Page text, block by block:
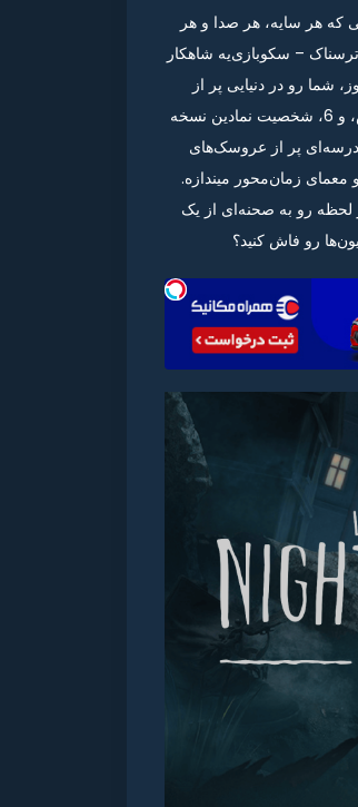
که هر سایه، هر صدا و هر
– سکوبازی‌یه شاهکار
شما رو در دنیایی پر از
هیولاهای ذهنی غرق میکنه. همراه مونو، پسربچه اسرارآمیز با کیسه کاغذی روی سرش، و 6، شخصیت نمادین نسخه
پر از عروسک‌های
معمای زمان‌محور میندازه.
لحظه رو به صحنه‌ای از یک
رو فاش کنید؟